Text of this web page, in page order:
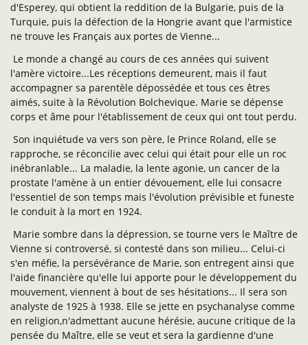
d'Esperey, qui obtient la reddition de la Bulgarie, puis de la
Turquie, puis la défection de la Hongrie avant que l'armistice
ne trouve les Français aux portes de Vienne...
Le monde a changé au cours de ces années qui suivent
l'amère victoire...Les réceptions demeurent, mais il faut
accompagner sa parentèle dépossédée et tous ces êtres
aimés, suite à la Révolution Bolchevique. Marie se dépense
corps et âme pour l'établissement de ceux qui ont tout perdu.
Son inquiétude va vers son père, le Prince Roland, elle se
rapproche, se réconcilie avec celui qui était pour elle un roc
inébranlable... La maladie, la lente agonie, un cancer de la
prostate l'amène à un entier dévouement, elle lui consacre
l'essentiel de son temps mais l'évolution prévisible et funeste
le conduit à la mort en 1924.
Marie sombre dans la dépression, se tourne vers le Maître de
Vienne si controversé, si contesté dans son milieu... Celui-ci
s'en méfie, la persévérance de Marie, son entregent ainsi que
l'aide financière qu'elle lui apporte pour le développement du
mouvement, viennent à bout de ses hésitations... Il sera son
analyste de 1925 à 1938. Elle se jette en psychanalyse comme
en religion,n'admettant aucune hérésie, aucune critique de la
pensée du Maître, elle se veut et sera la gardienne d'une